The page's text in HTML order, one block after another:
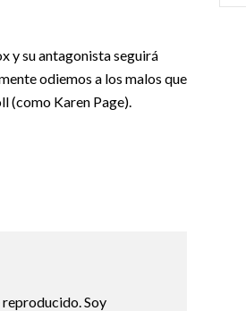
y su antagonista seguirá
odiemos a los malos que
(como Karen Page).
Soy